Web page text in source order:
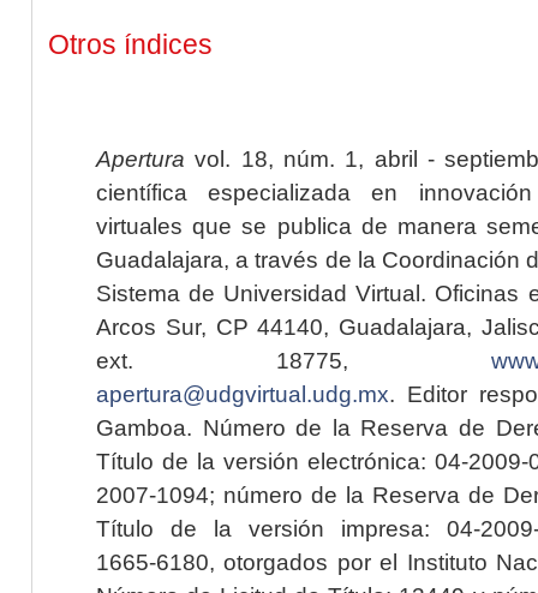
Otros índices
Apertura vol. 18, núm. 1, abril -
científica especializada en
virtuales que se publica de manera
Guadalajara, a través de la Coordinación
Sistema de Universidad Virtual. Oficinas
Arcos Sur, CP 44140, Guadalajara,
ext. 18775,
apertura@udgvirtual.udg.mx. Editor
Gamboa. Número de la Reserva de
Título de la versión electrónica: 04-2009-
2007-1094; número de la Reserva de
Título de la versión impresa: 04-2009-
1665-6180, otorgados por el Instituto